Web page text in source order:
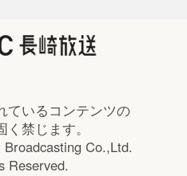
ているコンテンツの
禁じます。
Co.,Ltd.
Reserved.